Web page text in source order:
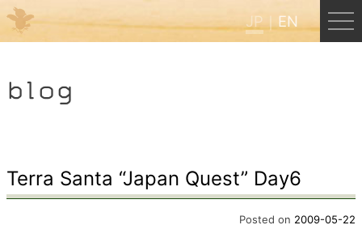
JP EN
HOME
blog
Terra Santa “Japan Quest” Day6
Posted on 2009-05-22